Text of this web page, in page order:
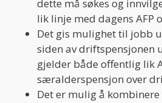
dette må søkes og
lik linje med dagens AFP
Det gis mulighet til jobb
siden av driftspensjonen
gjelder både offentlig lik
særalderspensjon over
Det er mulig å